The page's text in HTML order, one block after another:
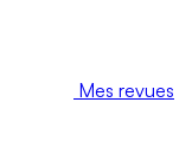
Mes revues